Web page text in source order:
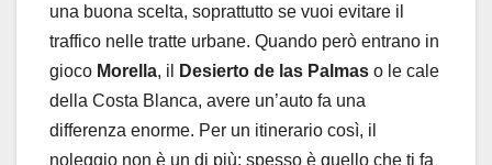
una buona scelta, soprattutto se vuoi evitare il
traffico nelle tratte urbane. Quando però entrano in
gioco Morella, il Desierto de las Palmas o le cale
della Costa Blanca, avere un’auto fa una
differenza enorme. Per un itinerario così, il
noleggio non è un di più: spesso è quello che ti fa